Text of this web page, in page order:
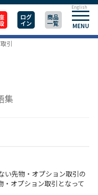
ログ
イン
商品
一覧 MENU
English
引
集
い先物・オプション取引の
・オプション取引となって